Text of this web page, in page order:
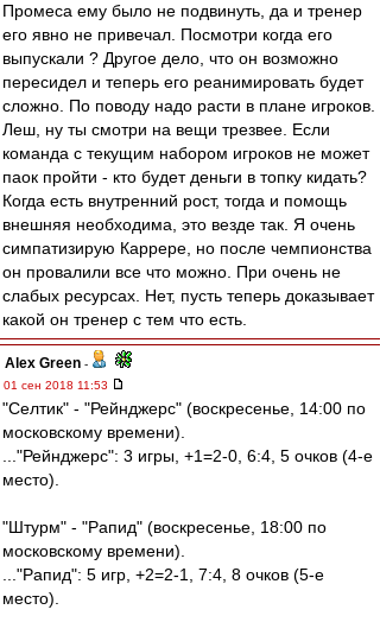
Промеса ему было не подвинуть, да и тренер
его явно не привечал. Посмотри когда его
выпускали ? Другое дело, что он возможно
пересидел и теперь его реанимировать будет
сложно. По поводу надо расти в плане игроков.
Леш, ну ты смотри на вещи трезвее. Если
команда с текущим набором игроков не может
паок пройти - кто будет деньги в топку кидать?
Когда есть внутренний рост, тогда и помощь
внешняя необходима, это везде так. Я очень
симпатизирую Каррере, но после чемпионства
он провалили все что можно. При очень не
слабых ресурсах. Нет, пусть теперь доказывает
какой он тренер с тем что есть.
Alex Green -
01 сен 2018 11:53
"Селтик" - "Рейнджерс" (воскресенье, 14:00 по
московскому времени).
..."Рейнджерс": 3 игры, +1=2-0, 6:4, 5 очков (4-е
место).
"Штурм" - "Рапид" (воскресенье, 18:00 по
московскому времени).
..."Рапид": 5 игр, +2=2-1, 7:4, 8 очков (5-е
место).